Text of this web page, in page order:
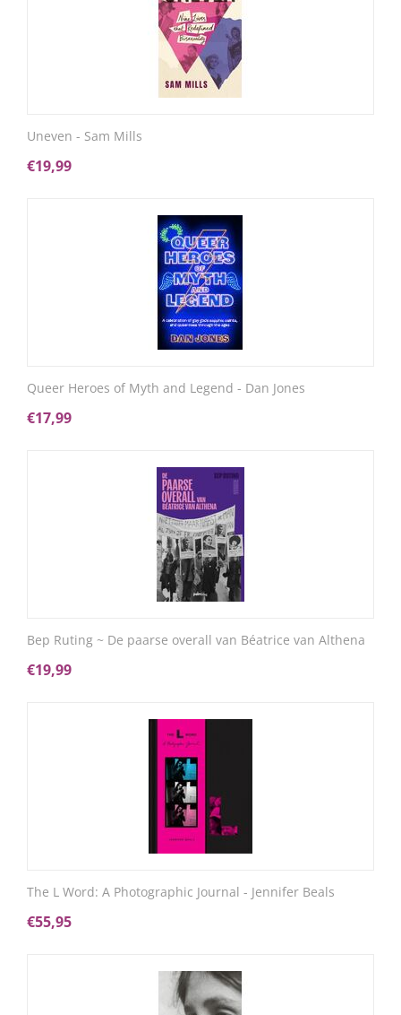
Uneven - Sam Mills
€19,99
Queer Heroes of Myth and Legend - Dan Jones
€17,99
Bep Ruting ~ De paarse overall van Béatrice van Althena
€19,99
The L Word: A Photographic Journal - Jennifer Beals
€55,95